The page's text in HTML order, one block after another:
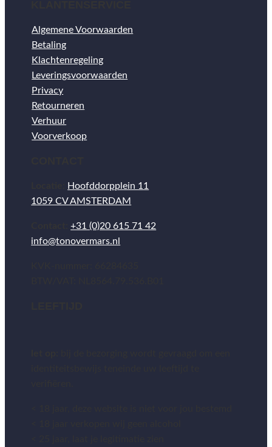
Algemene Voorwaarden
Betaling
Klachtenregeling
Leveringsvoorwaarden
Privacy
Retourneren
Verhuur
Voorverkoop
Hoofddorpplein 11
1059 CV AMSTERDAM
+31 (0)20 615 71 42
info@tonovermars.nl